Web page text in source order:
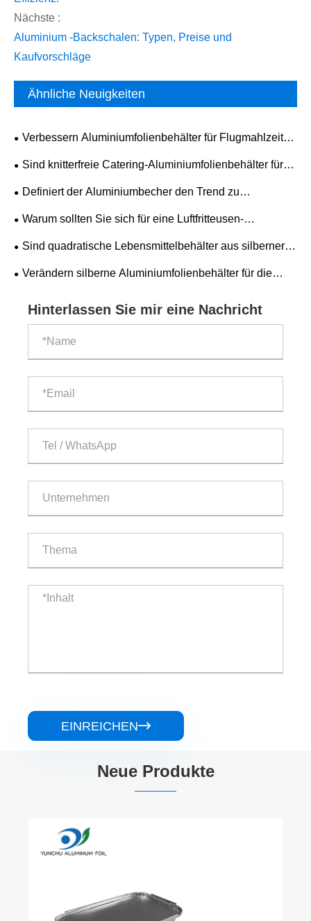
Nächste :
Aluminium -Backschalen: Typen, Preise und
Kaufvorschläge
Ähnliche Neuigkeiten
Verbessern Aluminiumfolienbehälter für Flugmahlzeiten
die Luftfahrtverpackung?
Sind knitterfreie Catering-Aluminiumfolienbehälter für
Fluggesellschaften die beste Wahl für einen modernen,
Definiert der Aluminiumbecher den Trend zu
nachhaltigen Getränkeverpackungen neu?
Warum sollten Sie sich für eine Luftfritteusen-
Kuchenform mit runder Einweg-Backform aus
Sind quadratische Lebensmittelbehälter aus silberner
Aluminiumfolie die beste Wahl für die moderne
Verändern silberne Aluminiumfolienbehälter für die
Hinterlassen Sie mir eine Nachricht
EINREICHEN
Neue Produkte